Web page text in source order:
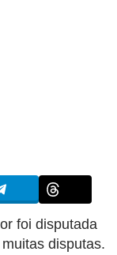
foi disputada
disputas.